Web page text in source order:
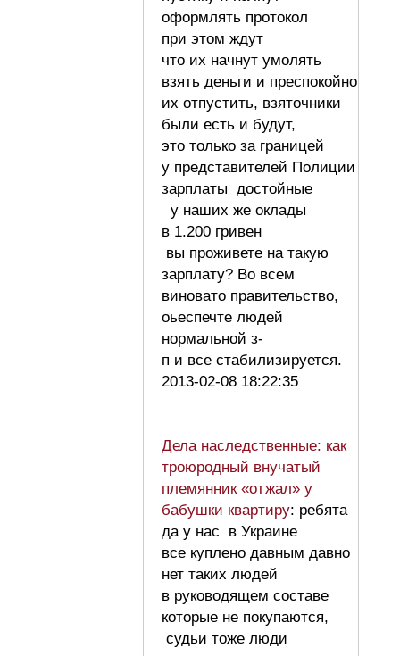
оформлять протокол
при этом ждут
что их начнут умолять
взять деньги и преспокойно
их отпустить, взяточники
были есть и будут,
это только за границей
у представителей Полиции
зарплаты достойные
у наших же оклады
в 1.200 гривен
вы проживете на такую
зарплату? Во всем
виновато правительство,
оьеспечте людей
нормальной з-
п и все стабилизируется.
2013-02-08 18:22:35
Дела наследственные: как
троюродный внучатый
племянник «отжал» у
бабушки квартиру: ребята
да у нас в Украине
все куплено давным давно
нет таких людей
в руководящем составе
которые не покупаются,
судьи тоже люди